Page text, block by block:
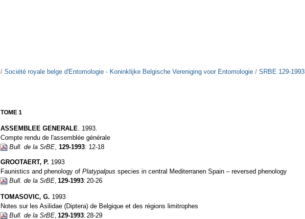
/Société royale belge d'Entomologie - Koninklijke Belgische Vereniging voor Entomologie /SRBE 129-1993
TOME 1
ASSEMBLEE GENERALE . 1993.
Compte rendu de l'assemblée générale
Bull. de la SrBE ,129-1993: 12-18
GROOTAERT, P. 1993
Faunistics and phenology ofPlatypalpusspecies in central Mediterranen Spain – reversed phenology
Bull. de la SrBE,129-1993:20-26
TOMASOVIC, G. 1993
Notes sur les Asilidae (Diptera) de Belgique et des régions limitrophes
Bull. de la SrBE,129-1993:28-29